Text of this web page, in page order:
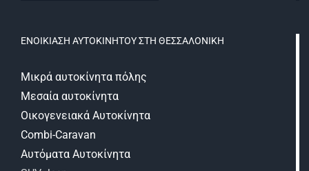
ΕΝΟΙΚΙΑΣΗ ΑΥΤΟΚΙΝΗΤΟΥ ΣΤΗ ΘΕΣΣΑΛΟΝΙΚΗ
Μικρά αυτοκίνητα πόλης
Μεσαία αυτοκίνητα
Οικογενειακά Αυτοκίνητα
Combi-Caravan
Αυτόματα Αυτοκίνητα